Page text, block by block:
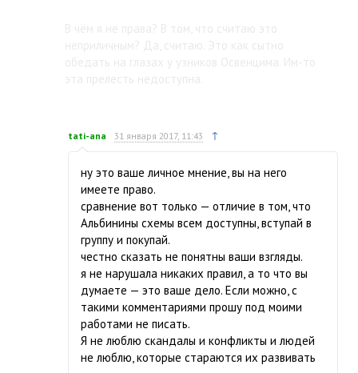
tati-ana 31 января 2017, 11:43 ↑
ну это ваше личное мнение, вы на него
имеете право.
сравнение вот только — отличие в том, что
Альбинины схемы всем доступны, вступай в
группу и покупай.
честно сказать не понятны ваши взгляды.
я не нарушала никаких правил, а то что вы
думаете — это ваше дело. Если можно, с
такими комментариями прошу под моими
работами не писать.
Я не люблю скандалы и конфликты и людей
не люблю, которые стараются их развивать